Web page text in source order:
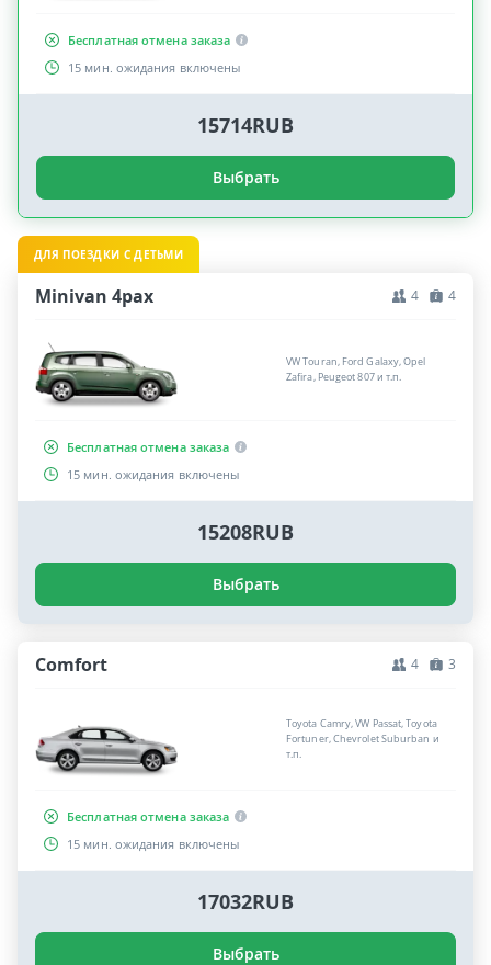
Бесплатная отмена заказа
15 мин. ожидания включены
15714RUB
Выбрать
ДЛЯ ПОЕЗДКИ С ДЕТЬМИ
Minivan 4pax 4 4
VW Touran, Ford Galaxy, Opel
Zafira, Peugeot 807 и т.п.
Бесплатная отмена заказа
15 мин. ожидания включены
15208RUB
Выбрать
Comfort 4 3
Toyota Camry, VW Passat, Toyota
Fortuner, Chevrolet Suburban и
т.п.
Бесплатная отмена заказа
15 мин. ожидания включены
17032RUB
Выбрать